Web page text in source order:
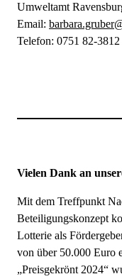
Umweltamt
Email:
Telefon: 0751 82-3812
Vielen Dank an
Mit dem Treffpunkt
Beteiligungskonzept
Lotterie als
von über 50.000 Euro
„Preisgekrönt 2024“